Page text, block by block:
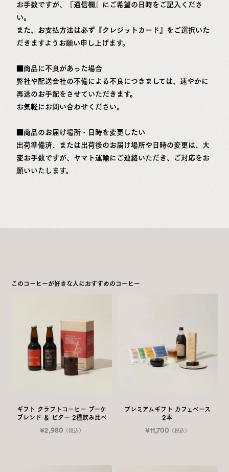
お手数ですが、『通信欄』にご希望の日時をご記入くださ
い。
また、お支払方法は必ず 『クレジットカード』をご選択いた
だきますようお願い申し上げます。
■商品に不良があった場合
弊社や配送会社の不備による不良につきましては、速やかに
再送のお手配をさせていただきます。
お気軽にお問い合わせください。
■商品のお届け場所・日時を変更したい
出荷準備済、または出荷後のお届け場所や日時の変更は、大
変お手数ですが、ヤマト運輸にご連絡いただき、ご対応をお
願いいたします。
このコーヒーが好きな人におすすめのコーヒー
ギフト クラフトコーヒー ブーケ
ブレンド ＆ ビター 2種飲み比べ
¥2,980 （税込）
プレミアムギフト カフェベース
2本
¥11,700 （税込）